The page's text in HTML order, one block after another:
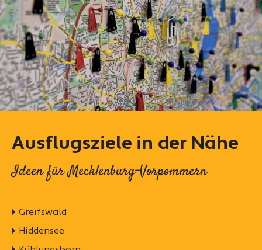
Ausflugsziele in der Nähe
Ideen für Mecklenburg-Vorpommern
Greifswald
Hiddensee